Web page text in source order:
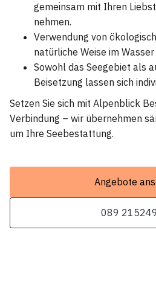
gemeinsam mit Ihren
nehmen.
Verwendung von
natürliche Weise im
Sowohl das Seegebiet als
Beisetzung lassen sich
Setzen Sie sich mit Alpenblick
Verbindung – wir übernehmen
um Ihre Seebestattung.
Angebote
089